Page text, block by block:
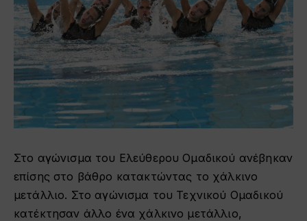
Στο αγώνισμα του Ελεύθερου Ομαδικού ανέβηκαν
επίσης στο βάθρο κατακτώντας το χάλκινο
μετάλλιο. Στο αγώνισμα του Τεχνικού Ομαδικού
κατέκτησαν άλλο ένα χάλκινο μετάλλιο,